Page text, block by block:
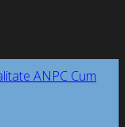
ANPC Cum